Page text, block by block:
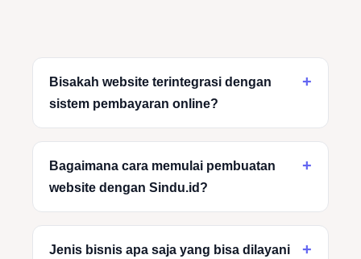
Bisakah website terintegrasi dengan
sistem pembayaran online?
Bagaimana cara memulai pembuatan
website dengan Sindu.id?
Jenis bisnis apa saja yang bisa dilayani